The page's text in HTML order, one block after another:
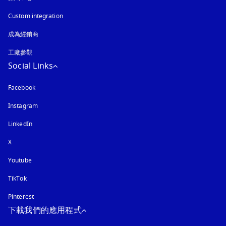
Custom integration
成為經銷商
工廠參觀
Social Links
Facebook
Instagram以新標籤頁開啟
LinkedIn
X
Youtube以新標籤頁開啟
TikTok
Pinterest
下載我們的應用程式